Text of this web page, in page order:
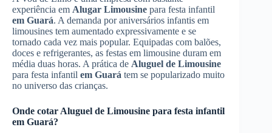
experiência em Alugar Limousine para festa infantil
em Guará. A demanda por aniversários infantis em
limousines tem aumentado expressivamente e se
tornado cada vez mais popular. Equipadas com balões,
doces e refrigerantes, as festas em limousine duram em
média duas horas. A prática de Aluguel de Limousine
para festa infantil em Guará tem se popularizado muito
no universo das crianças.
Onde cotar Aluguel de Limousine para festa infantil
em Guará?